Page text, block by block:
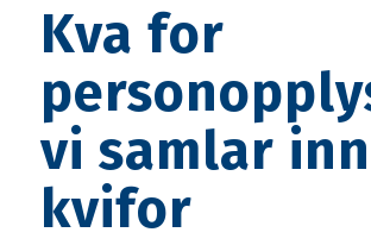
Kva for
vi samlar
kvifor